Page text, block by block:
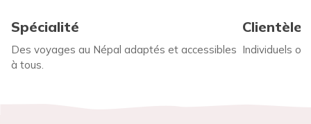
Spécialité
Des voyages au Népal adaptés et accessibles
à tous.
Clientèle
Individuels